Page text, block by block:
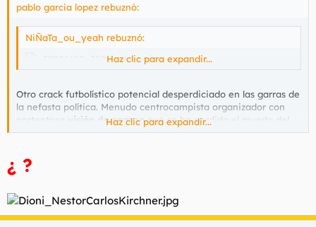
pablo garcia lopez rebuznó:
NiÑaTa_ou_yeah rebuznó:
Haz clic para expandir...
Otro crack futbolístico potencial desperdiciado en las garras de
la nefasta política. Menudo centrocampista organizador con
visión de campoque se ha perdido el mundo del
balompié. :cry:
Haz clic para expandir...
¿ ?